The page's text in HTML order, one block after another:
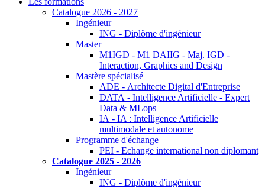
Catalogue 2026 - 2027
Ingénieur
ING - Diplôme d'ingénieur
Master
M1IGD - M1 DAIIG - Maj. IGD -
Interaction, Graphics and Design
Mastère spécialisé
ADE - Architecte Digital d'Entreprise
DATA - Intelligence Artificielle - Expert
Data & MLops
IA - IA : Intelligence Artificielle
multimodale et autonome
Programme d'échange
PEI - Echange international non diplomant
Catalogue 2025 - 2026
Ingénieur
ING - Diplôme d'ingénieur